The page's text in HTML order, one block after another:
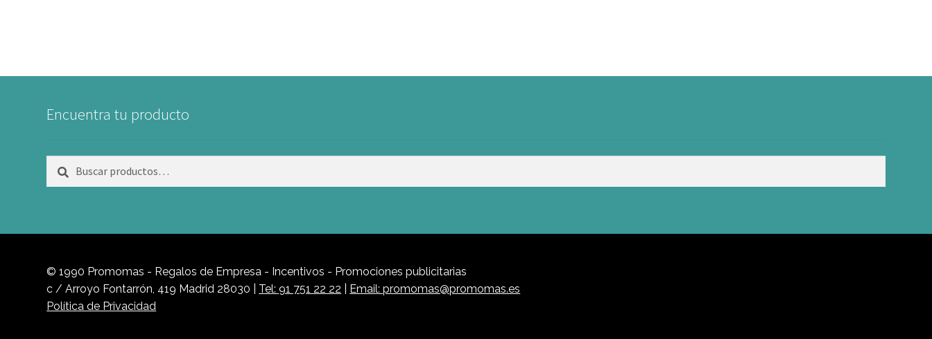
Encuentra tu producto
Buscar
Buscar
© 1990 Promomas - Regalos de Empresa - Incentivos - Promociones publicitarias
c / Arroyo Fontarrón, 419 Madrid 28030 | Tel: 91 751 22 22
Email: promomas@promomas.es
Política de Privacidad